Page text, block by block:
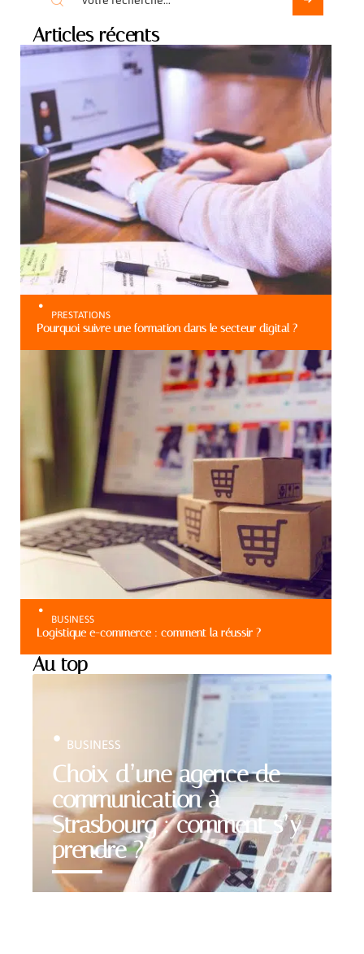
Articles récents
PRESTATIONS
Pourquoi suivre une formation dans le secteur digital ?
BUSINESS
Logistique e-commerce : comment la réussir ?
Au top
Choix d’une agence de
communication à
Strasbourg : comment s’y
prendre ?
BUSINESS